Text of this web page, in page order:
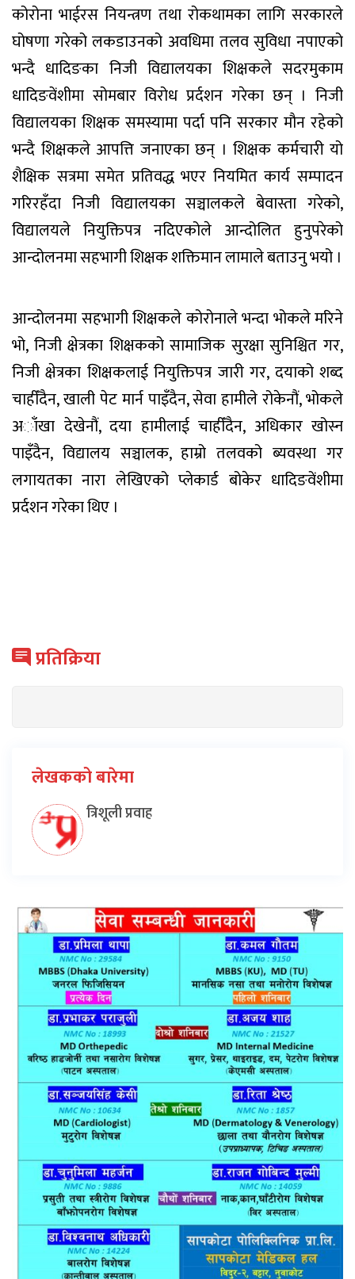
कोरोना भाईरस नियन्त्रण तथा रोकथामका लागि सरकारले
घोषणा गरेको लकडाउनको अवधिमा तलव सुविधा नपाएको
भन्दै धादिङका निजी विद्यालयका शिक्षकले सदरमुकाम
धादिङवेंशीमा सोमबार विरोध प्रर्दशन गरेका छन् । निजी
विद्यालयका शिक्षक समस्यामा पर्दा पनि सरकार मौन रहेको
भन्दै शिक्षकले आपत्ति जनाएका छन् । शिक्षक कर्मचारी यो
शैक्षिक सत्रमा समेत प्रतिवद्ध भएर नियमित कार्य सम्पादन
गरिरहँदा निजी विद्यालयका सञ्चालकले बेवास्ता गरेको,
विद्यालयले नियुक्तिपत्र नदिएकोले आन्दोलित हुनुपरेको
आन्दोलनमा सहभागी शिक्षक शक्तिमान लामाले बताउनु भयो ।
आन्दोलनमा सहभागी शिक्षकले कोरोनाले भन्दा भोकले मरिने
भो, निजी क्षेत्रका शिक्षकको सामाजिक सुरक्षा सुनिश्चित गर,
निजी क्षेत्रका शिक्षकलाई नियुक्तिपत्र जारी गर, दयाको शब्द
चाहीँदैन, खाली पेट मार्न पाइँदैन, सेवा हामीले रोकेनौं, भोकले
अाँखा देखेनौं, दया हामीलाई चाहीँदैन, अधिकार खोस्न
पाइँदैन, विद्यालय सञ्चालक, हाम्रो तलवको ब्यवस्था गर
लगायतका नारा लेखिएको प्लेकार्ड बोकेर धादिङवेंशीमा
प्रर्दशन गरेका थिए ।
प्रतिक्रिया
लेखकको बारेमा
त्रिशूली प्रवाह